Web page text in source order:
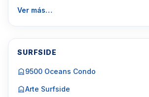
Ver más…
SURFSIDE
9500 Oceans Condo
Arte Surfside